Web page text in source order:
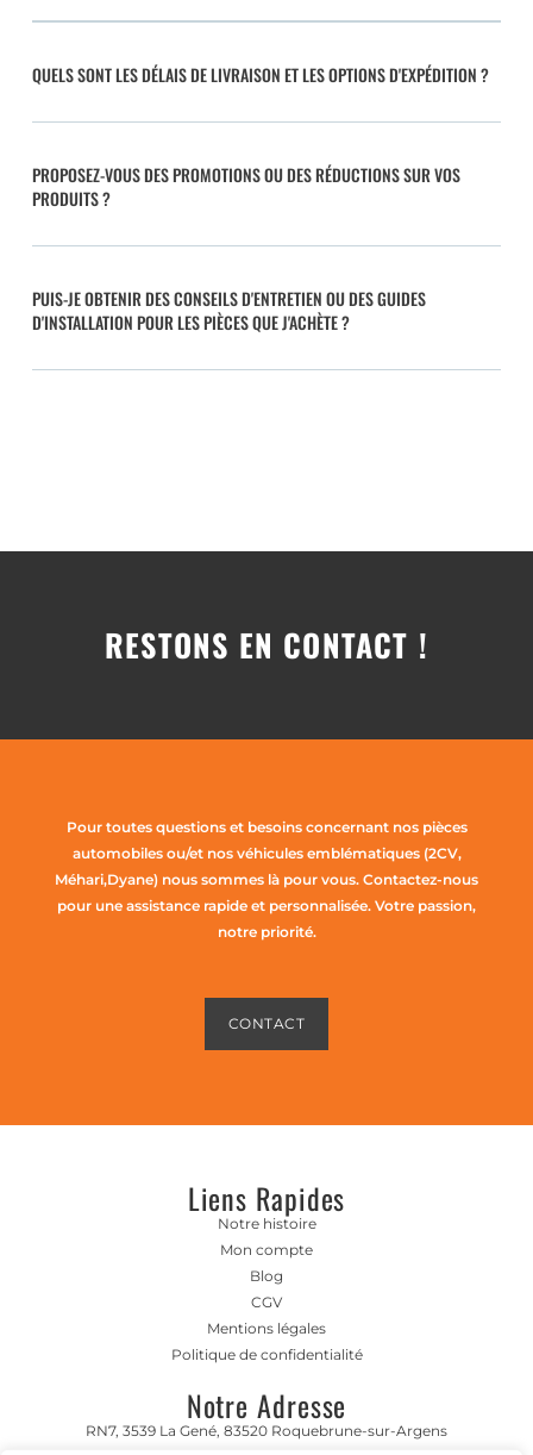
QUELS SONT LES DÉLAIS DE LIVRAISON ET LES OPTIONS D'EXPÉDITION ?
PROPOSEZ-VOUS DES PROMOTIONS OU DES RÉDUCTIONS SUR VOS
PRODUITS ?
PUIS-JE OBTENIR DES CONSEILS D'ENTRETIEN OU DES GUIDES
D'INSTALLATION POUR LES PIÈCES QUE J'ACHÈTE ?
RESTONS EN CONTACT !
Pour toutes questions et besoins concernant nos pièces
automobiles ou/et nos véhicules emblématiques (2CV,
Méhari,Dyane) nous sommes là pour vous. Contactez-nous
pour une assistance rapide et personnalisée. Votre passion,
notre priorité.
CONTACT
Liens Rapides
Notre histoire
Mon compte
Blog
CGV
Mentions légales
Politique de confidentialité
Notre Adresse
RN7, 3539 La Gené, 83520 Roquebrune-sur-Argens